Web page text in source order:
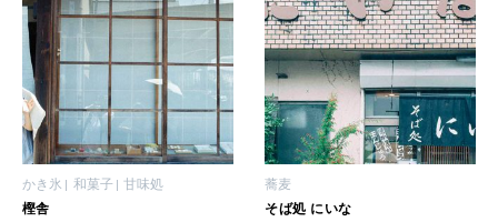
MAMA
ママもいろいろ
SUSTAINABLE
わたしができること
かき氷 和菓子 甘味処
樫舎
蕎麦
そば処 にいな